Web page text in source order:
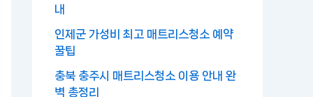
내
인제군 가성비 최고 매트리스청소 예약
꿀팁
충북 충주시 매트리스청소 이용 안내 완
벽 총정리